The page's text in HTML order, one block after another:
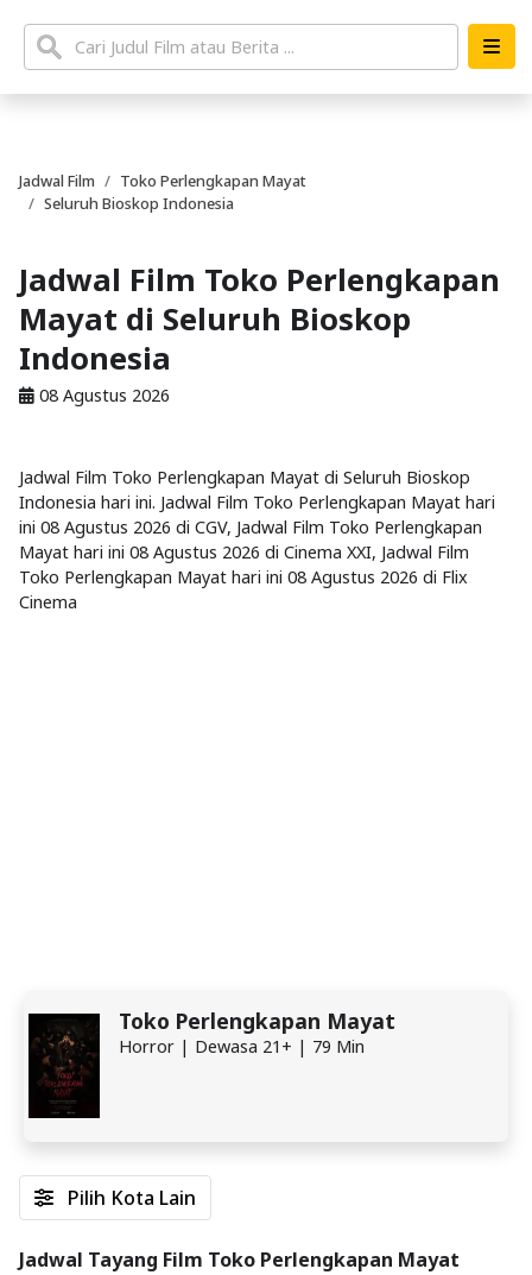
Jadwal Film
Toko Perlengkapan Mayat
Seluruh Bioskop Indonesia
Jadwal Film Toko Perlengkapan
Mayat di Seluruh Bioskop
Indonesia
08 Agustus 2026
Jadwal Film Toko Perlengkapan Mayat di Seluruh Bioskop
Indonesia hari ini. Jadwal Film Toko Perlengkapan Mayat hari
ini 08 Agustus 2026 di CGV, Jadwal Film Toko Perlengkapan
Mayat hari ini 08 Agustus 2026 di Cinema XXI, Jadwal Film
Toko Perlengkapan Mayat hari ini 08 Agustus 2026 di Flix
Cinema
Toko Perlengkapan Mayat
Horror | Dewasa 21+ | 79 Min
Pilih Kota Lain
Jadwal Tayang Film Toko Perlengkapan Mayat